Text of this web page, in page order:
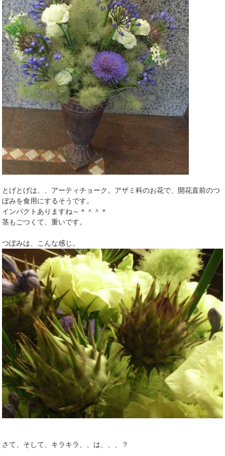
とげとげは、、アーティチョーク。アザミ科のお花で、開花直前のつ
ぼみを食用にするそうです。
インパクトありますね～＊＾＾＊
茎もごつくて、重いです。
つぼみは、こんな感じ。
さて、そして、キラキラ、、は、、、？